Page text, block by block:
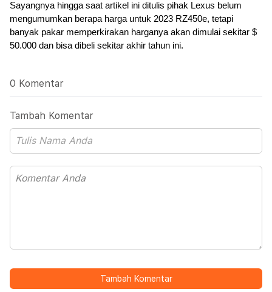
Sayangnya hingga saat artikel ini ditulis pihak Lexus belum
mengumumkan berapa harga untuk 2023 RZ450e, tetapi
banyak pakar memperkirakan harganya akan dimulai sekitar $
50.000 dan bisa dibeli sekitar akhir tahun ini.
0 Komentar
Tambah Komentar
Tambah Komentar